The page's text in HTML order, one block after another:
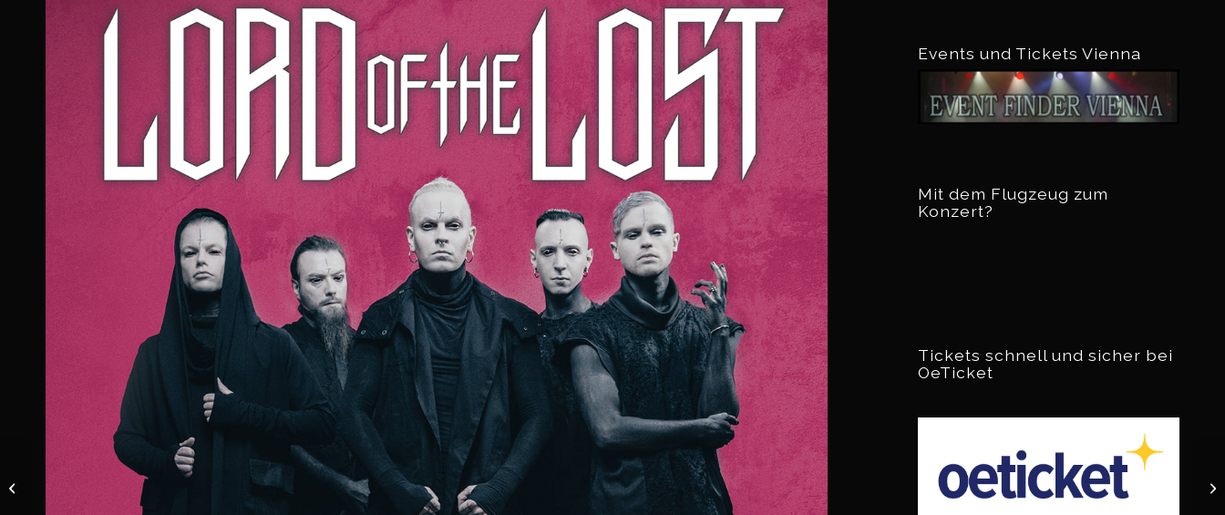
Events und Tickets Vienna
Mit dem Flugzeug zum
Konzert?
Tickets schnell und sicher bei
OeTicket
ENTREVISTA: